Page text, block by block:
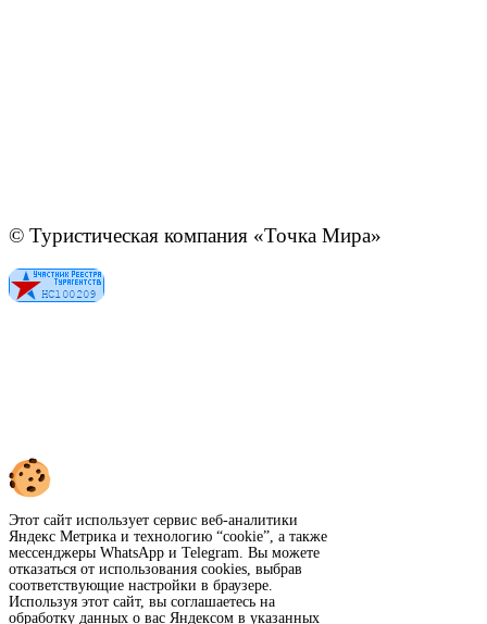
© Туристическая компания «Точка Мира»
Этот сайт использует сервис веб-аналитики
Яндекс Метрика и технологию “cookie”, а также
мессенджеры WhatsApp и Telegram. Вы можете
отказаться от использования cookies, выбрав
соответствующие настройки в браузере.
Используя этот сайт, вы соглашаетесь на
обработку данных о вас Яндексом в указанных